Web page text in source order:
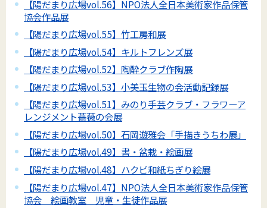
【陽だまり広場vol.56】NPO法人全日本美術家作品保管
協会作品展
【陽だまり広場vol.55】竹工房和展
【陽だまり広場vol.54】キルトフレンズ展
【陽だまり広場vol.52】陶酔クラブ作陶展
【陽だまり広場vol.53】小美玉生物の会活動記録展
【陽だまり広場vol.51】みのり手芸クラブ・フラワーア
レンジメント薔薇の会展
【陽だまり広場vol.50】石岡遊雅会「手描きうちわ展」
【陽だまり広場vol.49】書・盆栽・絵画展
【陽だまり広場vol.48】ハクビ和紙ちぎり絵展
【陽だまり広場vol.47】NPO法人全日本美術家作品保管
協会 絵画教室 児童・生徒作品展